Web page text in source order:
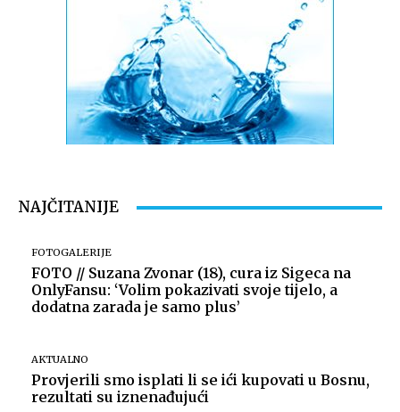
NAJČITANIJE
FOTOGALERIJE
FOTO // Suzana Zvonar (18), cura iz Sigeca na
OnlyFansu: ‘Volim pokazivati svoje tijelo, a
dodatna zarada je samo plus’
AKTUALNO
Provjerili smo isplati li se ići kupovati u Bosnu,
rezultati su iznenađujući